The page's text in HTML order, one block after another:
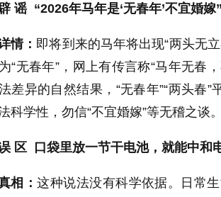
谣 “2026年马年是‘无春年’不宜婚嫁
情： 即将到来的马年将出现“两头无
“无春年”，网上有传言称“马年无春
差异的自然结果，“无春年”“两头春
科学性，勿信“不宜婚嫁”等无稽之谈
区 口袋里放一节干电池，就能中和
相：这种说法没有科学依据。日常